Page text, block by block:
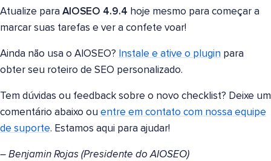
Atualize para AIOSEO 4.9.4 hoje mesmo para começar a
marcar suas tarefas e ver a confete voar!
Ainda não usa o AIOSEO? Instale e ative o plugin para
obter seu roteiro de SEO personalizado.
Tem dúvidas ou feedback sobre o novo checklist? Deixe um
comentário abaixo ou entre em contato com nossa equipe
de suporte. Estamos aqui para ajudar!
– Benjamin Rojas (Presidente do AIOSEO)